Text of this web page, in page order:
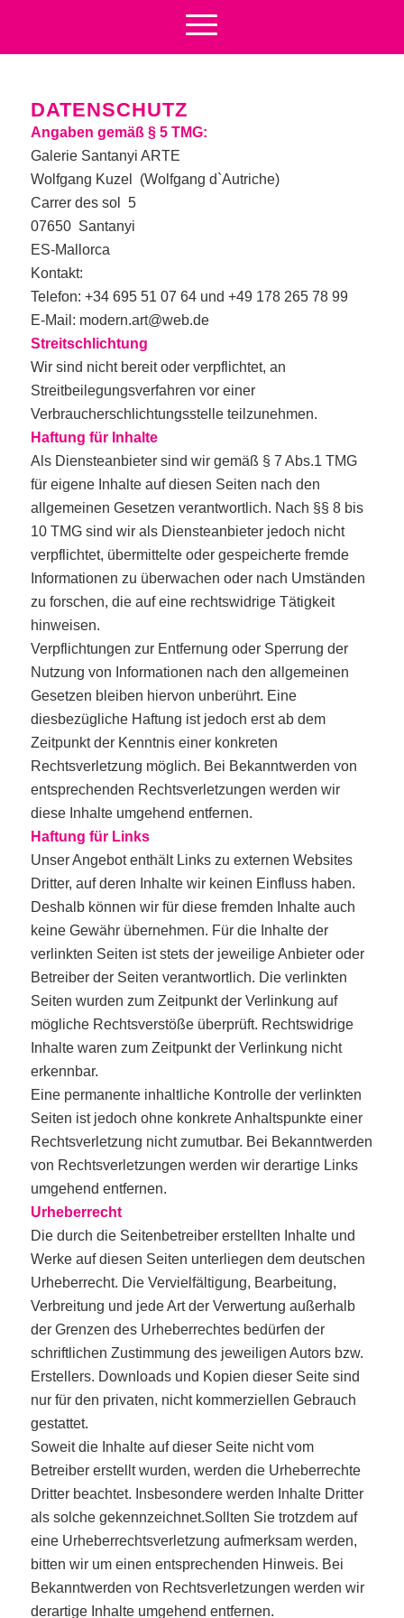
DATENSCHUTZ
Angaben gemäß § 5 TMG:
Galerie Santanyi ARTE
Wolfgang Kuzel (Wolfgang d`Autriche)
Carrer des sol 5
07650 Santanyi
ES-Mallorca
Kontakt:
Telefon: +34 695 51 07 64 und +49 178 265 78 99
E-Mail: modern.art@web.de
Streitschlichtung
Wir sind nicht bereit oder verpflichtet, an
Streitbeilegungsverfahren vor einer
Verbraucherschlichtungsstelle teilzunehmen.
Haftung für Inhalte
Als Diensteanbieter sind wir gemäß § 7 Abs.1 TMG
für eigene Inhalte auf diesen Seiten nach den
allgemeinen Gesetzen verantwortlich. Nach §§ 8 bis
10 TMG sind wir als Diensteanbieter jedoch nicht
verpflichtet, übermittelte oder gespeicherte fremde
Informationen zu überwachen oder nach Umständen
zu forschen, die auf eine rechtswidrige Tätigkeit
hinweisen.
Verpflichtungen zur Entfernung oder Sperrung der
Nutzung von Informationen nach den allgemeinen
Gesetzen bleiben hiervon unberührt. Eine
diesbezügliche Haftung ist jedoch erst ab dem
Zeitpunkt der Kenntnis einer konkreten
Rechtsverletzung möglich. Bei Bekanntwerden von
entsprechenden Rechtsverletzungen werden wir
diese Inhalte umgehend entfernen.
Haftung für Links
Unser Angebot enthält Links zu externen Websites
Dritter, auf deren Inhalte wir keinen Einfluss haben.
Deshalb können wir für diese fremden Inhalte auch
keine Gewähr übernehmen. Für die Inhalte der
verlinkten Seiten ist stets der jeweilige Anbieter oder
Betreiber der Seiten verantwortlich. Die verlinkten
Seiten wurden zum Zeitpunkt der Verlinkung auf
mögliche Rechtsverstöße überprüft. Rechtswidrige
Inhalte waren zum Zeitpunkt der Verlinkung nicht
erkennbar.
Eine permanente inhaltliche Kontrolle der verlinkten
Seiten ist jedoch ohne konkrete Anhaltspunkte einer
Rechtsverletzung nicht zumutbar. Bei Bekanntwerden
von Rechtsverletzungen werden wir derartige Links
umgehend entfernen.
Urheberrecht
Die durch die Seitenbetreiber erstellten Inhalte und
Werke auf diesen Seiten unterliegen dem deutschen
Urheberrecht. Die Vervielfältigung, Bearbeitung,
Verbreitung und jede Art der Verwertung außerhalb
der Grenzen des Urheberrechtes bedürfen der
schriftlichen Zustimmung des jeweiligen Autors bzw.
Erstellers. Downloads und Kopien dieser Seite sind
nur für den privaten, nicht kommerziellen Gebrauch
gestattet.
Soweit die Inhalte auf dieser Seite nicht vom
Betreiber erstellt wurden, werden die Urheberrechte
Dritter beachtet. Insbesondere werden Inhalte Dritter
als solche gekennzeichnet.Sollten Sie trotzdem auf
eine Urheberrechtsverletzung aufmerksam werden,
bitten wir um einen entsprechenden Hinweis. Bei
Bekanntwerden von Rechtsverletzungen werden wir
derartige Inhalte umgehend entfernen.